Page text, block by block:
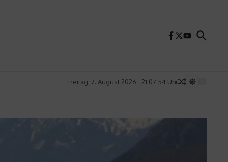
Freitag, 7. August 2026 21:07:56 Uhr